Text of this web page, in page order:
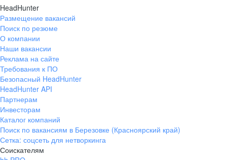
HeadHunter
Размещение вакансий
Поиск по резюме
О компании
Наши вакансии
Реклама на сайте
Требования к ПО
Безопасный HeadHunter
HeadHunter API
Партнерам
Инвесторам
Каталог компаний
Поиск по вакансиям в Березовке (Красноярский край)
Сетка: соцсеть для нетворкинга
Соискателям